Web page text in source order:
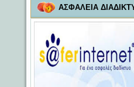
ΑΣΦΑΛΕΙΑ